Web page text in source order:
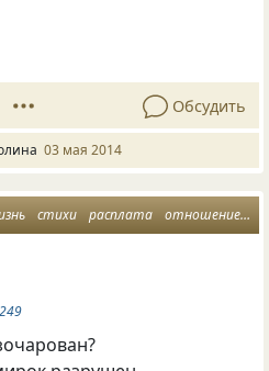
Обсудить
03 мая 2014
стихи расплата отношение к людям